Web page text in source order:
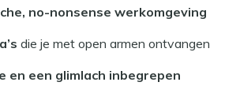
no-nonsense werkomgeving
die je met open armen ontvangen
en een glimlach inbegrepen